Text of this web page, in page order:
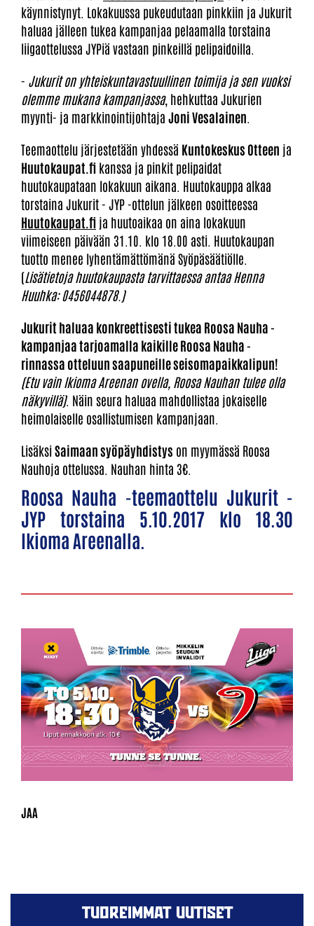
käynnistynyt. Lokakuussa pukeudutaan pinkkiin ja Jukurit
haluaa jälleen tukea kampanjaa pelaamalla torstaina
liigaottelussa JYPiä vastaan pinkeillä pelipaidoilla.
- Jukurit on yhteiskuntavastuullinen toimija ja sen vuoksi
olemme mukana kampanjassa, hehkuttaa Jukurien
myynti- ja markkinointijohtaja Joni Vesalainen
Teemaottelu järjestetään yhdessä Kuntokeskus Otteen ja
Huutokaupat.fi kanssa ja pinkit pelipaidat
huutokaupataan lokakuun aikana. Huutokauppa alkaa
torstaina Jukurit - JYP -ottelun jälkeen osoitteessa
Huutokaupat.fi ja huutoaikaa on aina lokakuun
viimeiseen päivään 31.10. klo 18.00 asti. Huutokaupan
tuotto menee lyhentämättömänä Syöpäsäätiölle.
(Lisätietoja huutokaupasta tarvittaessa antaa Henna
Huuhka: 0456044878.)
Jukurit haluaa konkreettisesti tukea Roosa Nauha -
kampanjaa tarjoamalla kaikille Roosa Nauha -
rinnassa otteluun saapuneille seisomapaikkalipun!
(Etu vain Ikioma Areenan ovella, Roosa Nauhan tulee olla
näkyvillä). Näin seura haluaa mahdollistaa jokaiselle
heimolaiselle osallistumisen kampanjaan.
LisäksiSaimaan syöpäyhdistys on myymässä Roosa
Nauhoja ottelussa. Nauhan hinta 3€.
Roosa Nauha -teemaottelu Jukurit -
JYP torstaina 5.10.2017 klo 18.30
Ikioma Areenalla.
TUOREIMMAT UUTISET